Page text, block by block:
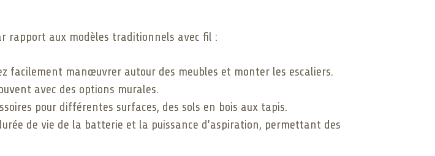
rapport aux modèles traditionnels avec fil :
facilement manœuvrer autour des meubles et monter les escaliers.
avec des options murales.
pour différentes surfaces, des sols en bois aux tapis.
de vie de la batterie et la puissance d’aspiration, permettant des